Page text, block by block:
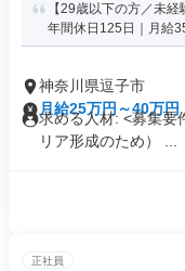
【29歳以下の方／未
年間休日125日｜月給
神奈川県逗子市
月給25万円～40万円
求める人材: <募集要
リア形成のため） ...
正社員